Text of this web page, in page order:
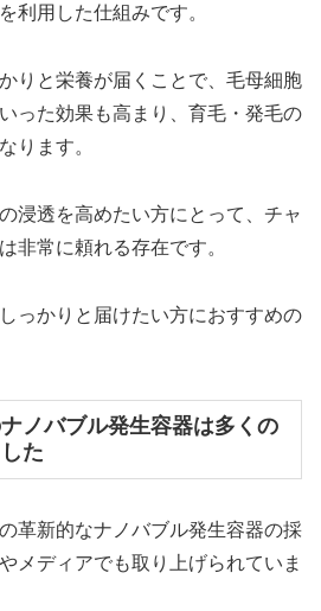
利用した仕組みです。
りと栄養が届くことで、毛母細胞
った効果も高まり、育毛・発毛の
ります。
浸透を高めたい方にとって、チャ
非常に頼れる存在です。
っかりと届けたい方におすすめの
ノバブル発生容器は多くの
た
革新的なナノバブル発生容器の採
メディアでも取り上げられていま